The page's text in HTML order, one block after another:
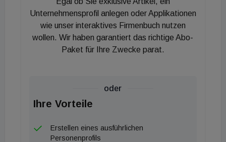
entstehen. Ein zusätzlicher Anreiz ist eine
Dachterrasse mit Blick auf den Pöstlingberg.
Das Projekt ist Teil einer größeren
Büro sowie Gewerbe- und Gastronomieflächen.
Neben den Bestandsgebäuden entstehen vier
Neubauten. Dafür werden bereits versiegelte
Unternehmensprofil anlegen oder Applikationen
wie unser interaktives Firmenbuch nutzen
wollen. Wir haben garantiert das richtige Abo-
Paket für Ihre Zwecke parat.
oder
Ihre Vorteile
Erstellen eines ausführlichen
Personenprofils